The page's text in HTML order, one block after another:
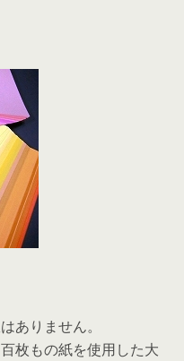
ありません。
枚もの紙を使用した大